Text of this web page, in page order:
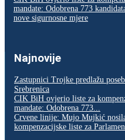
mandate: Odobrena 773
nove sigurnosne mjere
Najnovije
Zastupnici Trojke predlažu
Srebrenica
CIK BiH ovjerio liste za
mandate: Odobrena 773...
Crvene linije: Mujo Mujkić
kompenzacijske liste za